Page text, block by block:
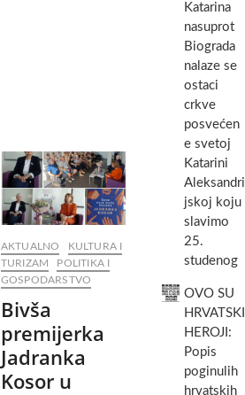
odvoza
otpada!
Za
smeće
ćemo
plaćati
više
nego
stanovnici
Pašmana?
AKTUALNO
KULTURA I
TURIZAM
POLITIKA I
GOSPODARSTVO
Bivša
premijerka
Jadranka
Kosor u
Katarina
nasuprot
Biograda
nalaze se
ostaci
crkve
posvećen
e svetoj
Katarini
Aleksandri
jskoj koju
slavimo
25.
studenog
OVO SU
HRVATSKI
HEROJI:
Popis
poginulih
hrvatskih